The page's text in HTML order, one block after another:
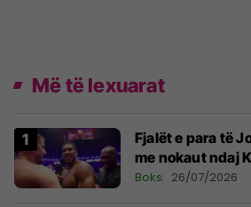
Më të lexuarat
Fjalët e para të
me nokaut ndaj
Boks 26/07/2026